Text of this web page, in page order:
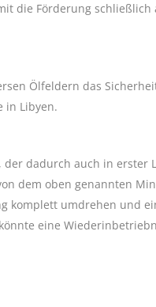
die Förderung schließlich
Ölfeldern das
in Libyen.
dadurch auch in erster
dem oben genannten
komplett umdrehen und
eine